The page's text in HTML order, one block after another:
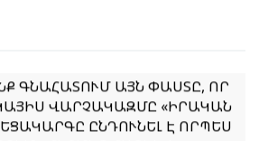
ՎԱՐՉԱԿԱԶՄԸ «ԻՐԱԿԱՆ
ԸՆԴՈՒՆԵԼ Է ՈՐՊԵՍ
ՀԻՔՄԵԹ ՀԱՋԻԵՎ